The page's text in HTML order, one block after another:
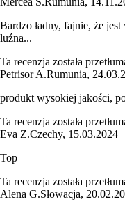
Bardzo ładny, fajnie, że
luźna...
Ta recenzja została
Petrisor A.Rumunia,
produkt wysokiej jakości,
Ta recenzja została
Eva Z.Czechy, 15.03.2024
Top
Ta recenzja została
Alena G.Słowacja,